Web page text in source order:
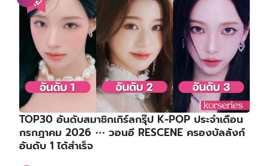
TOP30 อันดับสมาชิกเกิร์ลกรุ๊ป K-POP ประจำเดือน
กรกฎาคม 2026 ⋯ วอนอี RESCENE ครองบัลลังก์
อันดับ 1 ได้สำเร็จ